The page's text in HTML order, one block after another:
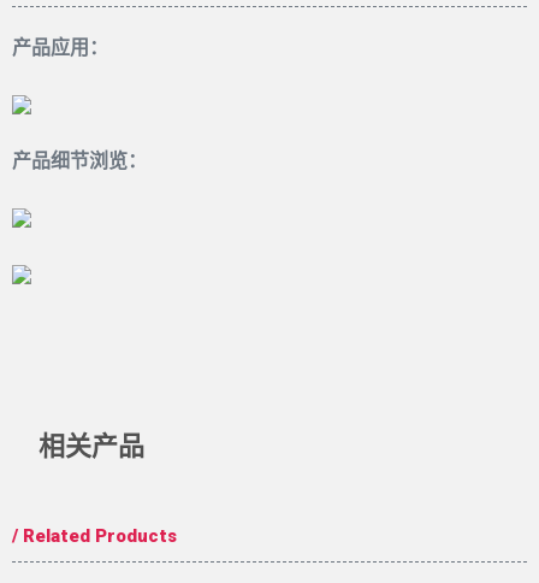
产品应用：
产品细节浏览：
相关产品
/ Related Products